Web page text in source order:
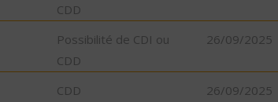
CDD
Possibilité de CDI ou
CDD
26/09/2025
CDD 26/09/2025